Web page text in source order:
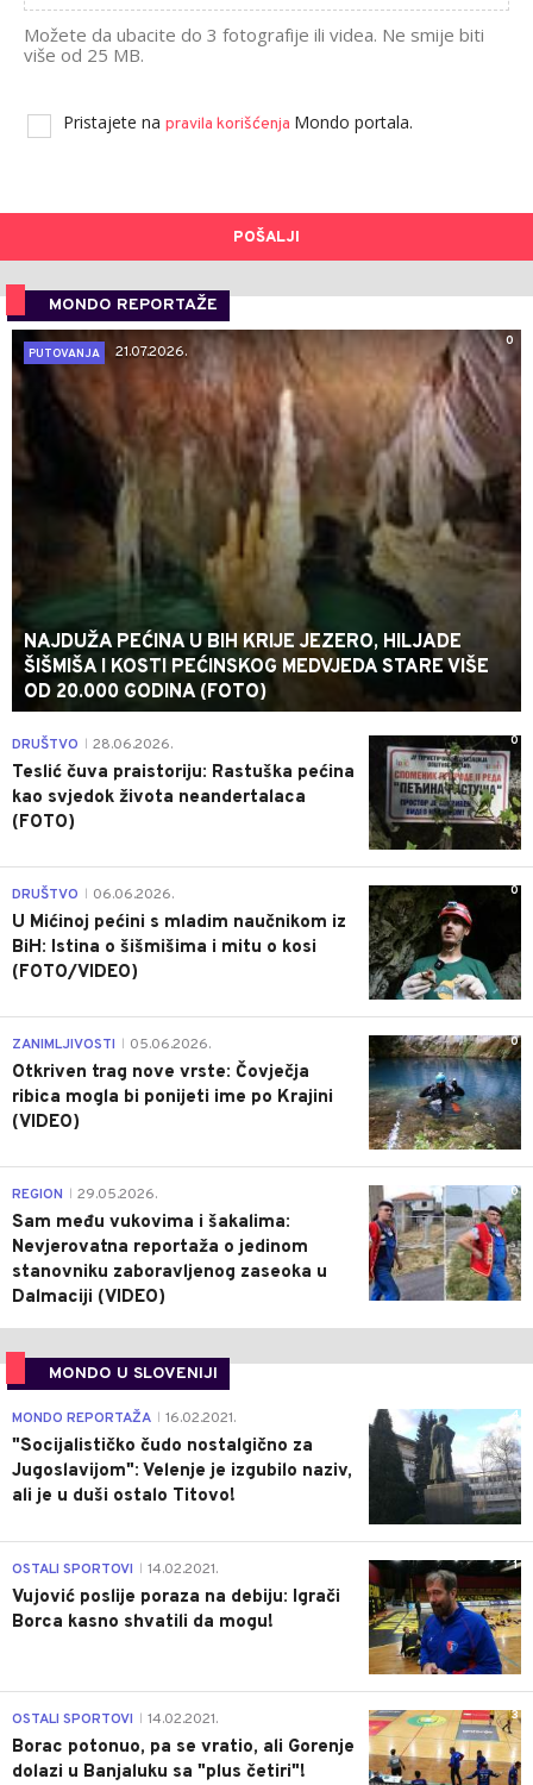
Možete da ubacite do 3 fotografije ili videa. Ne smije biti
više od 25 MB.
Pristajete na pravila korišćenja Mondo portala.
POŠALJI
MONDO REPORTAŽE
0
PUTOVANJA
21.07.2026.
NAJDUŽA PEĆINA U BIH KRIJE JEZERO, HILJADE
ŠIŠMIŠA I KOSTI PEĆINSKOG MEDVJEDA STARE VIŠE
OD 20.000 GODINA (FOTO)
0
DRUŠTVO 28.06.2026.
Teslić čuva praistoriju: Rastuška pećina
kao svjedok života neandertalaca
(FOTO)
0
DRUŠTVO 06.06.2026.
U Mićinoj pećini s mladim naučnikom iz
BiH: Istina o šišmišima i mitu o kosi
(FOTO/VIDEO)
0
ZANIMLJIVOSTI 05.06.2026.
Otkriven trag nove vrste: Čovječja
ribica mogla bi ponijeti ime po Krajini
(VIDEO)
0
REGION 29.05.2026.
Sam među vukovima i šakalima:
Nevjerovatna reportaža o jedinom
stanovniku zaboravljenog zaseoka u
Dalmaciji (VIDEO)
MONDO U SLOVENIJI
4
MONDO REPORTAŽA 16.02.2021.
"Socijalističko čudo nostalgično za
Jugoslavijom": Velenje je izgubilo naziv,
ali je u duši ostalo Titovo!
1
OSTALI SPORTOVI 14.02.2021.
Vujović poslije poraza na debiju: Igrači
Borca kasno shvatili da mogu!
3
OSTALI SPORTOVI 14.02.2021.
Borac potonuo, pa se vratio, ali Gorenje
dolazi u Banjaluku sa "plus četiri"!